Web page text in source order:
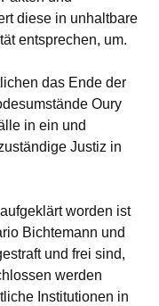
diese in unhaltbare
entsprechen, um.
das Ende der
Oury
in ein und
Justiz in
worden ist
Bichtemann und
und frei sind,
werden
Institutionen in